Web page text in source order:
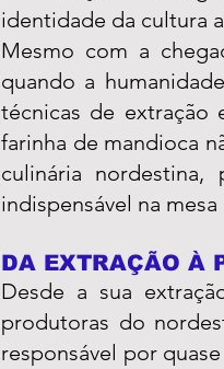
identidade da cultura
Mesmo com a
quando a
técnicas de extração
farinha de mandioca
culinária
indispensável na
DA EXTRAÇÃO À
Desde a sua
produtoras do
responsável por